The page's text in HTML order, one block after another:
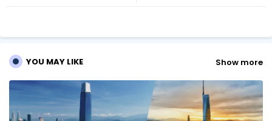
r ap
YOU MAY LIKE Show more